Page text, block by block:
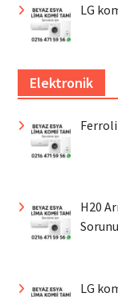
LG
Elektronik
Ferroli
H20
Sorunu
LG